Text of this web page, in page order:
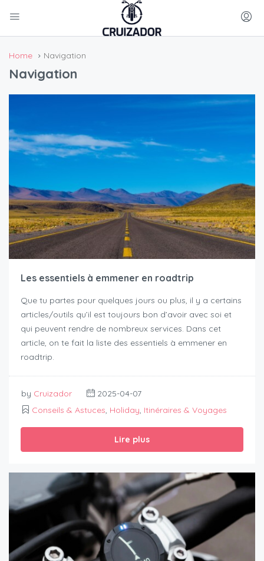
Home Navigation
Navigation
Les essentiels à emmener en roadtrip
Que tu partes pour quelques jours ou plus, il y a certains
articles/outils qu’il est toujours bon d’avoir avec soi et
qui peuvent rendre de nombreux services. Dans cet
article, on te fait la liste des essentiels à emmener en
roadtrip.
by Cruizador
2025-04-07
Conseils & Astuces, Holiday, Itinéraires & Voyages
Lire plus